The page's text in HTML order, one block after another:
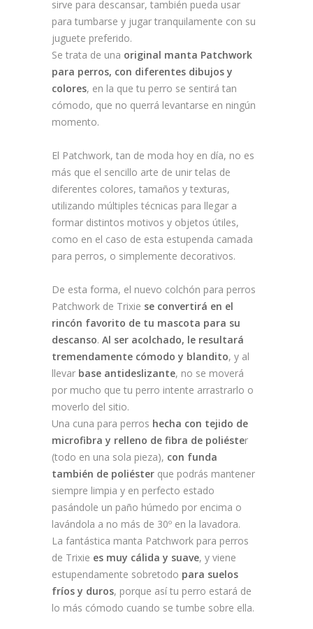
sirve para descansar, también pueda usar
para tumbarse y jugar tranquilamente con su
juguete preferido.
Se trata de una original manta Patchwork
para perros, con diferentes dibujos y
colores, en la que tu perro se sentirá tan
cómodo, que no querrá levantarse en ningún
momento.
El Patchwork, tan de moda hoy en día, no es
más que el sencillo arte de unir telas de
diferentes colores, tamaños y texturas,
utilizando múltiples técnicas para llegar a
formar distintos motivos y objetos útiles,
como en el caso de esta estupenda camada
para perros, o simplemente decorativos.
De esta forma, el nuevo colchón para perros
Patchwork de Trixie se convertirá en el
rincón favorito de tu mascota para su
descanso. Al ser acolchado, le resultará
tremendamente cómodo y blandito, y al
llevar base antideslizante, no se moverá
por mucho que tu perro intente arrastrarlo o
moverlo del sitio.
Una cuna para perros hecha con tejido de
microfibra y relleno de fibra de poliéster
(todo en una sola pieza), con funda
también de poliéster que podrás mantener
siempre limpia y en perfecto estado
pasándole un paño húmedo por encima o
lavándola a no más de 30º en la lavadora.
La fantástica manta Patchwork para perros
de Trixie es muy cálida y suave, y viene
estupendamente sobretodo para suelos
fríos y duros, porque así tu perro estará de
lo más cómodo cuando se tumbe sobre ella.